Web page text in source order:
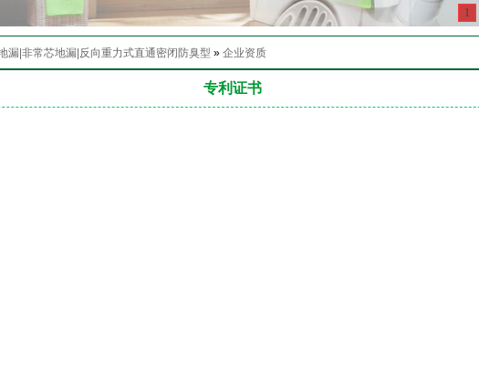
1
漏|非常芯地漏|反向重力式直通密闭防臭型 » 企业资质
专利证书